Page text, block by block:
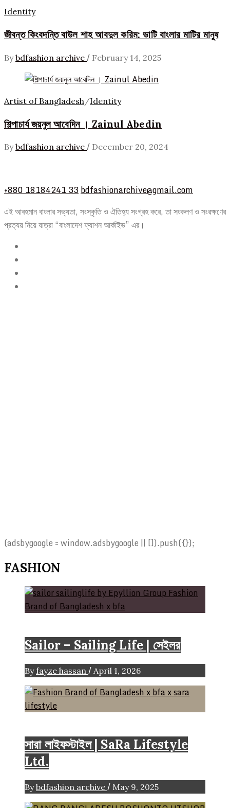
Identity
জীবন্ত কিংবদন্তি বাউল শাহ আবদুল করিম: ভাটি বাংলার মাটির মানুষ
By bdfashion archive / February 14, 2025
Artist of Bangladesh /Identity
শিল্পাচার্য জয়নুল আবেদিন । Zainul Abedin
By bdfashion archive / December 20, 2024
+880 18184241 33bdfashionarchive@gmail.com
এই আবহমান বাংলার সভ্যতা, সংস্কৃতি ও ঐতিহ্য সংগ্রহ করে, তা সংকলণ ও সংরক্ষণের
প্রত্যয় নিয়ে যাত্রা “বাংলাদেশ ফ্যাশন আর্কাইভ” এর।
(adsbygoogle = window.adsbygoogle || []).push({});
FASHION
Sailor – Sailing Life | সেইলর
By fayze hassan / April 1, 2026
সারা লাইফস্টাইল | SaRa Lifestyle
Ltd.
By bdfashion archive / May 9, 2025